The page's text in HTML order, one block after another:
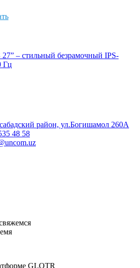
– стильный безрамочный IPS-
Гц
район, ул.Богишамол 260А
48 58
GLOTR